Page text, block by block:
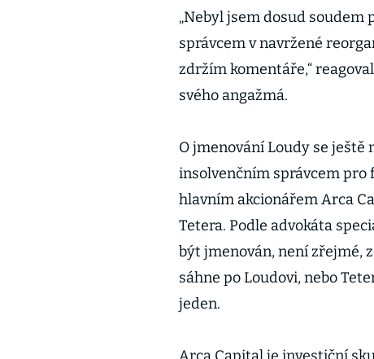
„Nebyl jsem dosud
správcem v navržené
zdržím komentáře,“
svého angažmá.
O jmenování Loudy se
insolvenčním správcem pro
hlavním akcionářem Arca
Tetera. Podle advokáta
být jmenován, není zřejmé,
sáhne po Loudovi, nebo
jeden.